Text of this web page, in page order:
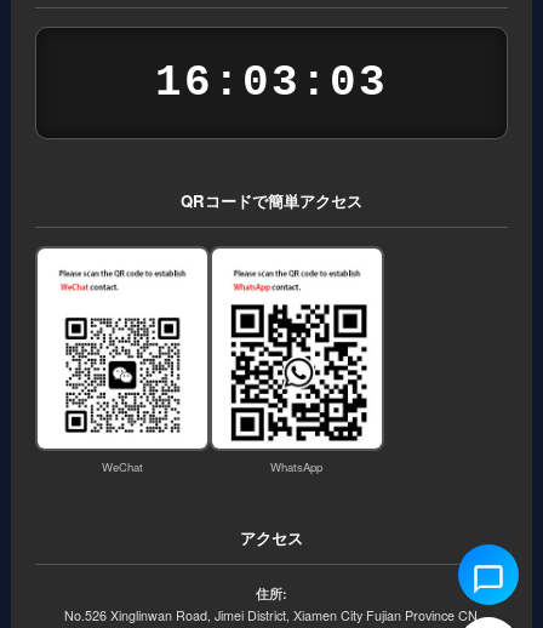
16:03:03
QRコードで簡単アクセス
WeChat WhatsApp
アクセス
住所:
No.526 Xinglinwan Road, Jimei District, Xiamen City Fujian Province CN